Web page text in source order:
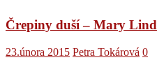
Črepiny duší – Mary
23.února 2015 Petra Tokárová 0